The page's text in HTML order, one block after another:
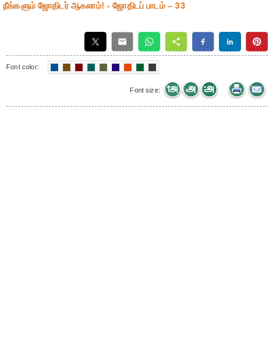
நீங்களும் ஜோதிடர் ஆகலாம்! - ஜோதிடப் பாடம் – 33
Font color:
Font size: